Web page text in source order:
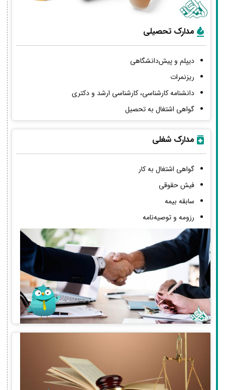
مدارک تحصیلی
دیپلم و پیش‌دانشگاهی
ریزنمرات
دانشنامه کارشناسی، کارشناسی ارشد و دکتری
گواهی اشتغال به تحصیل
مدارک شغلی
گواهی اشتغال به کار
فیش حقوقی
سابقه بیمه
رزومه و توصیه‌نامه